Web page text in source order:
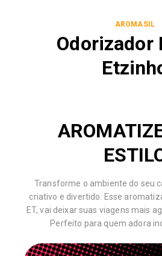
AROMASIL
Odorizador
Transforme o ambiente do seu
criativo e divertido. Esse
ET, vai deixar suas viagens mais
Perfeito para quem adora